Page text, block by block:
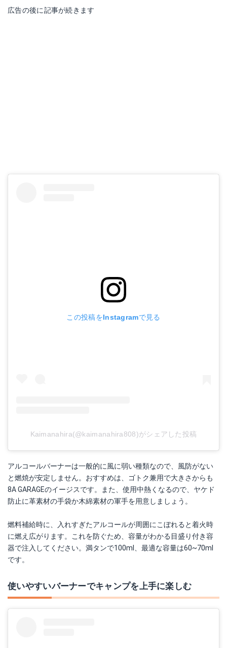
広告の後に記事が続きます
この投稿をInstagramで見る
Kaimanahira(@kaimanahira808)がシェアした投稿
アルコールバーナーは一般的に風に弱い種類なので、風防がない
と燃焼が安定しません。おすすめは、ゴトク兼用で大きさからも
8A GARAGEのイージスです。また、使用中熱くなるので、ヤケド
防止に革素材の手袋か木綿素材の軍手を用意しましょう。
燃料補給時に、入れすぎたアルコールが周囲にこぼれると着火時
に燃え広がります。これを防ぐため、容量がわかる目盛り付き容
器で注入してください。満タンで100ml、最適な容量は60~70ml
です。
使いやすいバーナーでキャンプを上手に楽しむ